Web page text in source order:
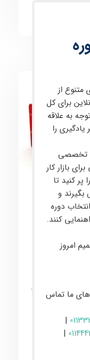
بی‌جداول از
هنگامی که با
این تجربه
مقاله، به
کارت در
متنوع از
برای کل
به علاقه
را
تخصصی
بازار کار
کنید تا
و
دوره
کنند.
امروز
های ما تماس
|
|